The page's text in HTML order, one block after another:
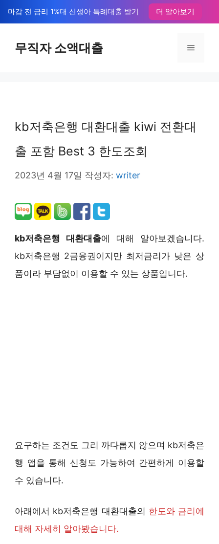
텐
마감 전 금리 1%대 신생아 특례대출 받기 더 알아보기
무직자 소액대출 메
kb저축은행 대환대출 kiwi 전환대
출 포함 Best 3 한도조회
2023년 4월 17일 작성자: writer
kb저축은행 대환대출에 대해 알아보겠습니다.
kb저축은행 2금융권이지만 최저금리가 낮은 상
품이라 부담없이 이용할 수 있는 상품입니다.
요구하는 조건도 그리 까다롭지 않으며 kb저축은
행 앱을 통해 신청도 가능하여 간편하게 이용할
수 있습니다.
아래에서 kb저축은행 대환대출의 한도와 금리에
대해 자세히 알아봤습니다.